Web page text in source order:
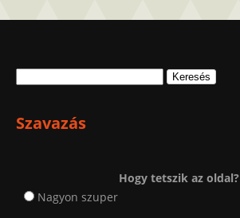
Szavazás
Hogy tetszik az oldal?
Nagyon szuper